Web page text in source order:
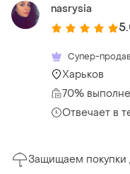
nasrysia
Супер-
Харьков
70%
Отвечает в
Защищаем покупки